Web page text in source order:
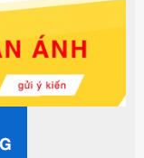
2021/TT-BQP
xem thêm..